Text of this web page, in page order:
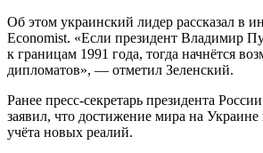
Об этом украинский лидер рассказал в
Economist. «Если президент Владимир
к границам 1991 года, тогда начнётся
дипломатов», — отметил Зеленский.
Ранее пресс-секретарь президента
заявил, что достижение мира на
учёта новых реалий.